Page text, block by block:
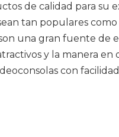
de calidad para su
tan populares
una gran fuente de
y la manera
con